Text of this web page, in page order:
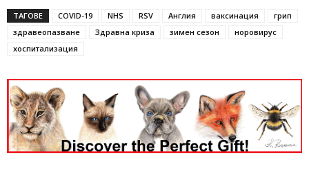
ТАГОВЕ COVID-19 NHS RSV Англия ваксинация
грип
здравеопазване
Здравна криза зимен сезон
норовирус
хоспитализация